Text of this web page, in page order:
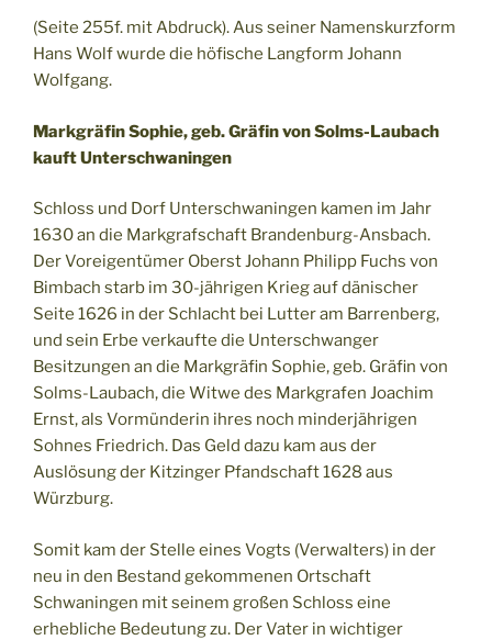
(Seite 255f. mit Abdruck). Aus seiner Namenskurzform
Hans Wolf wurde die höfische Langform Johann
Wolfgang.
Markgräfin Sophie, geb. Gräfin von Solms-Laubach
kauft Unterschwaningen
Schloss und Dorf Unterschwaningen kamen im Jahr
1630 an die Markgrafschaft Brandenburg-Ansbach.
Der Voreigentümer Oberst Johann Philipp Fuchs von
Bimbach starb im 30-jährigen Krieg auf dänischer
Seite 1626 in der Schlacht bei Lutter am Barrenberg,
und sein Erbe verkaufte die Unterschwanger
Besitzungen an die Markgräfin Sophie, geb. Gräfin von
Solms-Laubach, die Witwe des Markgrafen Joachim
Ernst, als Vormünderin ihres noch minderjährigen
Sohnes Friedrich. Das Geld dazu kam aus der
Auslösung der Kitzinger Pfandschaft 1628 aus
Würzburg.
Somit kam der Stelle eines Vogts (Verwalters) in der
neu in den Bestand gekommenen Ortschaft
Schwaningen mit seinem großen Schloss eine
erhebliche Bedeutung zu. Der Vater in wichtiger